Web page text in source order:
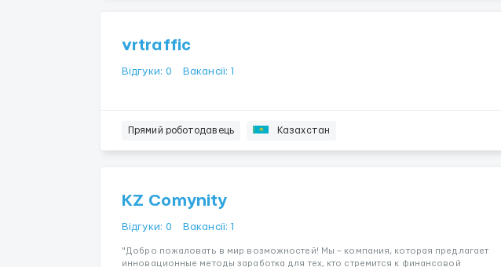
vrtraffic
Відгуки: 0 Вакансії: 1
Прямий роботодавець Казахстан
KZ Comynity
Відгуки: 0 Вакансії: 1
"Добро пожаловать в мир возможностей! Мы – компания, которая предлагает
инновационные методы заработка для тех, кто стремится к финансовой